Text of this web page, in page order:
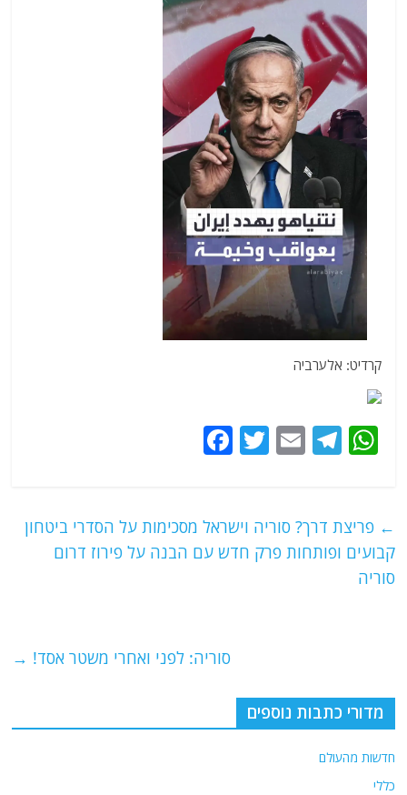
קרדיט: אלערביה
W
s
A
T
g
ra
E
l
T
er
e
b
k
← פריצת דרך? סוריה וישראל מסכימות על הסדרי ביטחון
קבועים ופותחות פרק חדש עם הבנה על פירוז דרום
סוריה
סוריה: לפני ואחרי משטר אסד! →
מדורי כתבות נוספים
חדשות מהעולם
כללי